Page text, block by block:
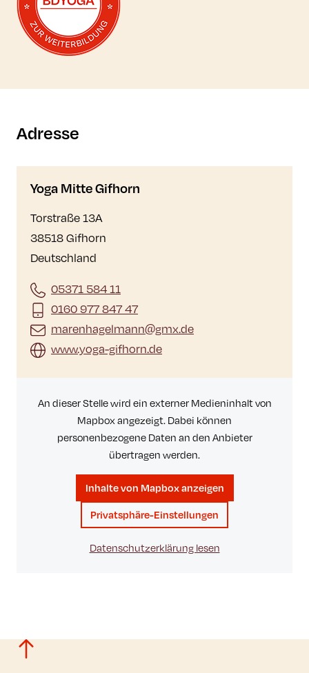
Adresse
Yoga Mitte Gifhorn
Torstraße 13A
38518 Gifhorn
Deutschland
05371 584 11
0160 977 847 47
marenhagelmann@gmx.de
www.yoga-gifhorn.de
An dieser Stelle wird ein externer Medieninhalt von
Mapbox angezeigt. Dabei können
personenbezogene Daten an den Anbieter
übertragen werden.
Inhalte von Mapbox anzeigen
Privatsphäre-Einstellungen
Datenschutzerklärung lesen